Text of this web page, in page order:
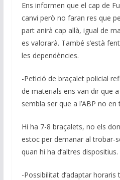
Ens informen que el cap de
canvi però no faran res que
part anirà cap allà, igual de
es valorarà. També s’està
les dependències.
-Petició de braçalet policial
de materials ens van dir que
sembla ser que a l’ABP no en
Hi ha 7-8 braçalets, no els
estoc per demanar al trobar-
quan hi ha d’altres dispositius.
-Possibilitat d’adaptar